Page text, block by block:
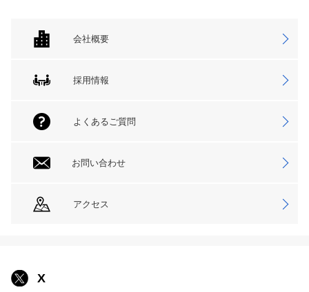
会社概要
採用情報
よくあるご質問
お問い合わせ
アクセス
X